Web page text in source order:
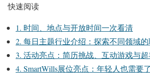
快速阅读
1. 时间、地点与开放时间一次看清
2. 每日主题行业介绍：探索不同领域
3. 活动亮点：简历挑战、互动游戏与
4. SmartWills展位亮点：年轻人也需要